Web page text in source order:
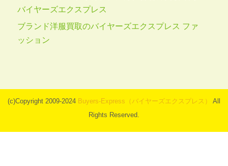
バイヤーズエクスプレス
ブランド洋服買取のバイヤーズエクスプレス ファ
ッション
(c)Copyright 2009-2024 Buyers-Express（バイヤーズエクスプレス）
All
Rights Reserved.